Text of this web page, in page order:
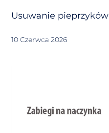
Usuwanie pieprzyków
10 Czerwca 2026